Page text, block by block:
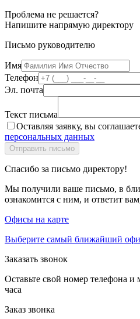
Проблема не решается?
Напишите напрямую директору
Письмо руководителю
Имя
Телефон
Эл. почта
Текст письма
Оставляя заявку, вы
персональных данных
Спасибо за письмо директору!
Мы получили ваше письмо, в
ознакомится с ним, и ответит
Офисы на карте
Выберите самый ближайший
Заказать звонок
Оставьте свой номер телефона
часа
Заказ звонка